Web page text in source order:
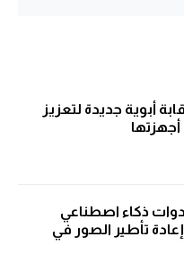
أبوية جديدة لتعزيز
ذكاء اصطناعي
تأطير الصور في